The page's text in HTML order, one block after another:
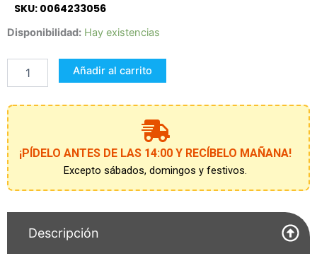
SKU: 0064233056
Disponibilidad: Hay existencias
Set
diseño
crea
tu
cantidad
Añadir al carrito
¡PÍDELO ANTES DE LAS 14:00 Y RECÍBELO MAÑANA!
Excepto sábados, domingos y festivos.
Descripción